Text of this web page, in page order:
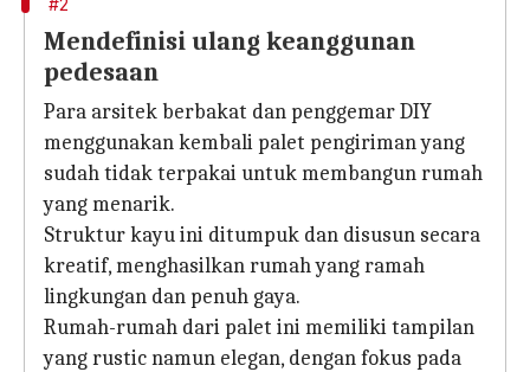
#2
Mendefinisi ulang keanggunan
pedesaan
Para arsitek berbakat dan penggemar DIY
menggunakan kembali palet pengiriman yang
sudah tidak terpakai untuk membangun rumah
yang menarik.
Struktur kayu ini ditumpuk dan disusun secara
kreatif, menghasilkan rumah yang ramah
lingkungan dan penuh gaya.
Rumah-rumah dari palet ini memiliki tampilan
yang rustic namun elegan, dengan fokus pada